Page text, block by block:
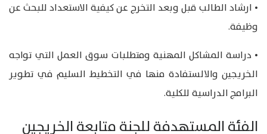
• ارشاد الطالب قبل وبعد التخرج عن كيفية الاستعداد للبحث عن
وظيفة.
• دراسة المشاكل المهنية ومتطلبات سوق العمل التي تواجه
الخريجين والالستفادة منها في التخطيط السليم في تطوير
البرامج الدراسية للكلية.
الفئة المستهدفة للجنة متابعة الخريجين